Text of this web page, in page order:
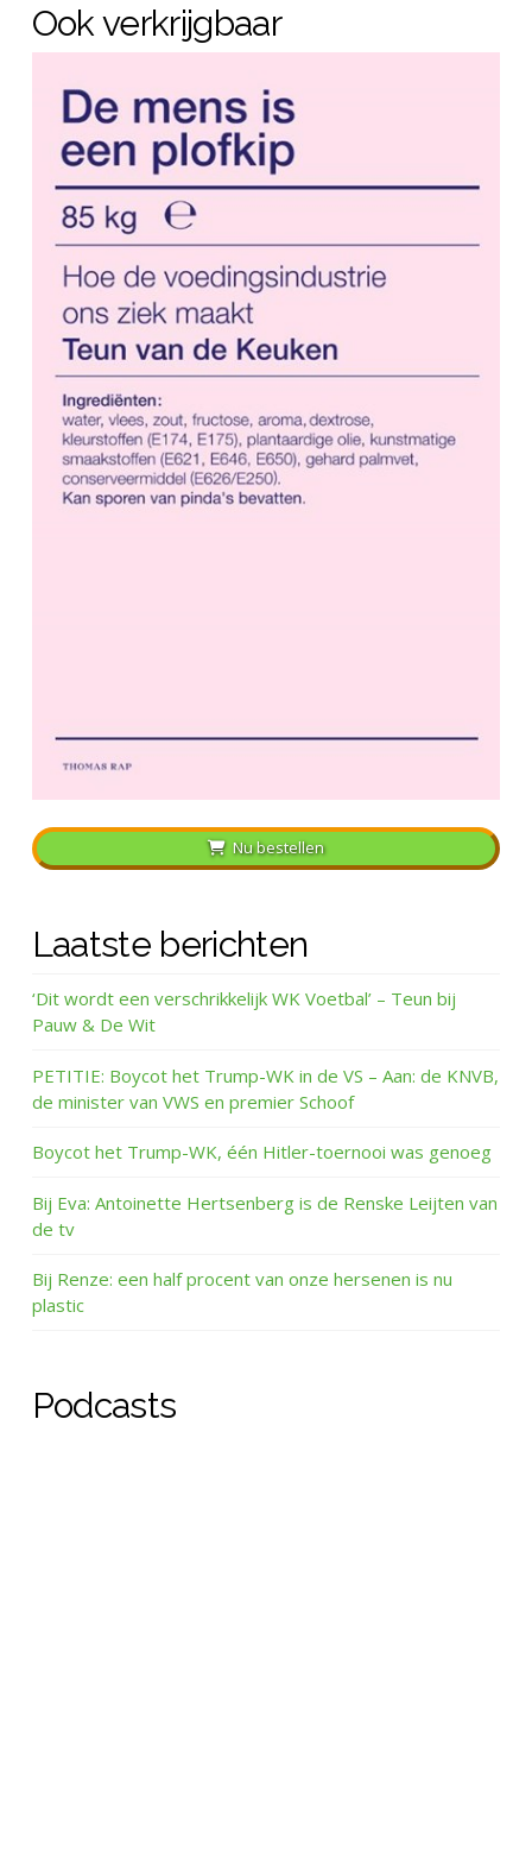
Ook verkrijgbaar
Nu bestellen
Laatste berichten
‘Dit wordt een verschrikkelijk WK Voetbal’ – Teun bij
Pauw & De Wit
PETITIE: Boycot het Trump-WK in de VS – Aan: de KNVB,
de minister van VWS en premier Schoof
Boycot het Trump-WK, één Hitler-toernooi was genoeg
Bij Eva: Antoinette Hertsenberg is de Renske Leijten van
de tv
Bij Renze: een half procent van onze hersenen is nu
plastic
Podcasts